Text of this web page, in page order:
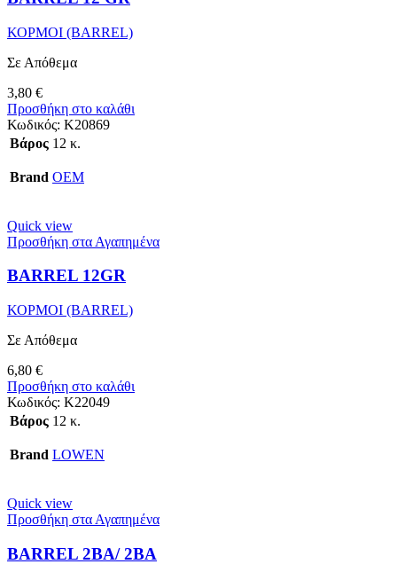
ΚΟΡΜΟΙ (BARREL)
Σε Απόθεμα
3,80 €
Προσθήκη στο καλάθι
Κωδικός: K20869
Βάρος 12 κ.
Brand OEM
Quick view
Προσθήκη στα Αγαπημένα
BARREL 12GR
ΚΟΡΜΟΙ (BARREL)
Σε Απόθεμα
6,80 €
Προσθήκη στο καλάθι
Κωδικός: K22049
Βάρος 12 κ.
Brand LOWEN
Quick view
Προσθήκη στα Αγαπημένα
BARREL 2BA/ 2BA